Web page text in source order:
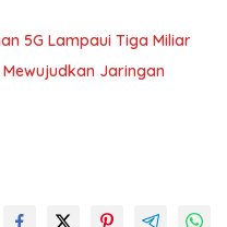
5G Lampaui Tiga Miliar
Mewujudkan Jaringan